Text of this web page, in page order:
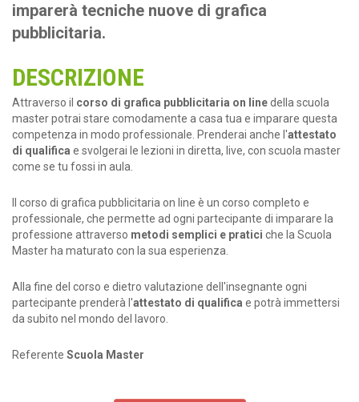
imparerà tecniche nuove di grafica
pubblicitaria.
DESCRIZIONE
Attraverso il corso di grafica pubblicitaria on linedella scuola
master potrai stare comodamente a casa tua e imparare questa
competenza in modo professionale. Prenderai anche l'attestato
di qualifica e svolgerai le lezioni in diretta, live, con scuola master
come se tu fossi in aula.
Il corso di grafica pubblicitaria on line è un corso completo e
professionale, che permette ad ogni partecipante di imparare la
professione attraverso metodi semplici e pratici che la Scuola
Master ha maturato con la sua esperienza.
Alla fine del corso e dietro valutazione dell'insegnante ogni
partecipante prenderà l'attestato di qualifica e potrà immettersi
da subito nel mondo del lavoro.
Referente Scuola Master